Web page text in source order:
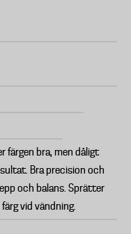
färgen bra, men dåligt
Bra precision och
och balans. Sprätter
färg vid vändning.